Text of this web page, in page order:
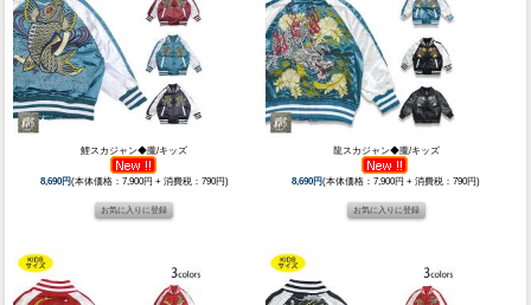
鯉スカジャン◆朧/キッズ
8,690円(本体価格：7,900円 + 消費税：790円)
龍スカジャン◆朧/キッズ
8,690円(本体価格：7,900円 + 消費税：790円)